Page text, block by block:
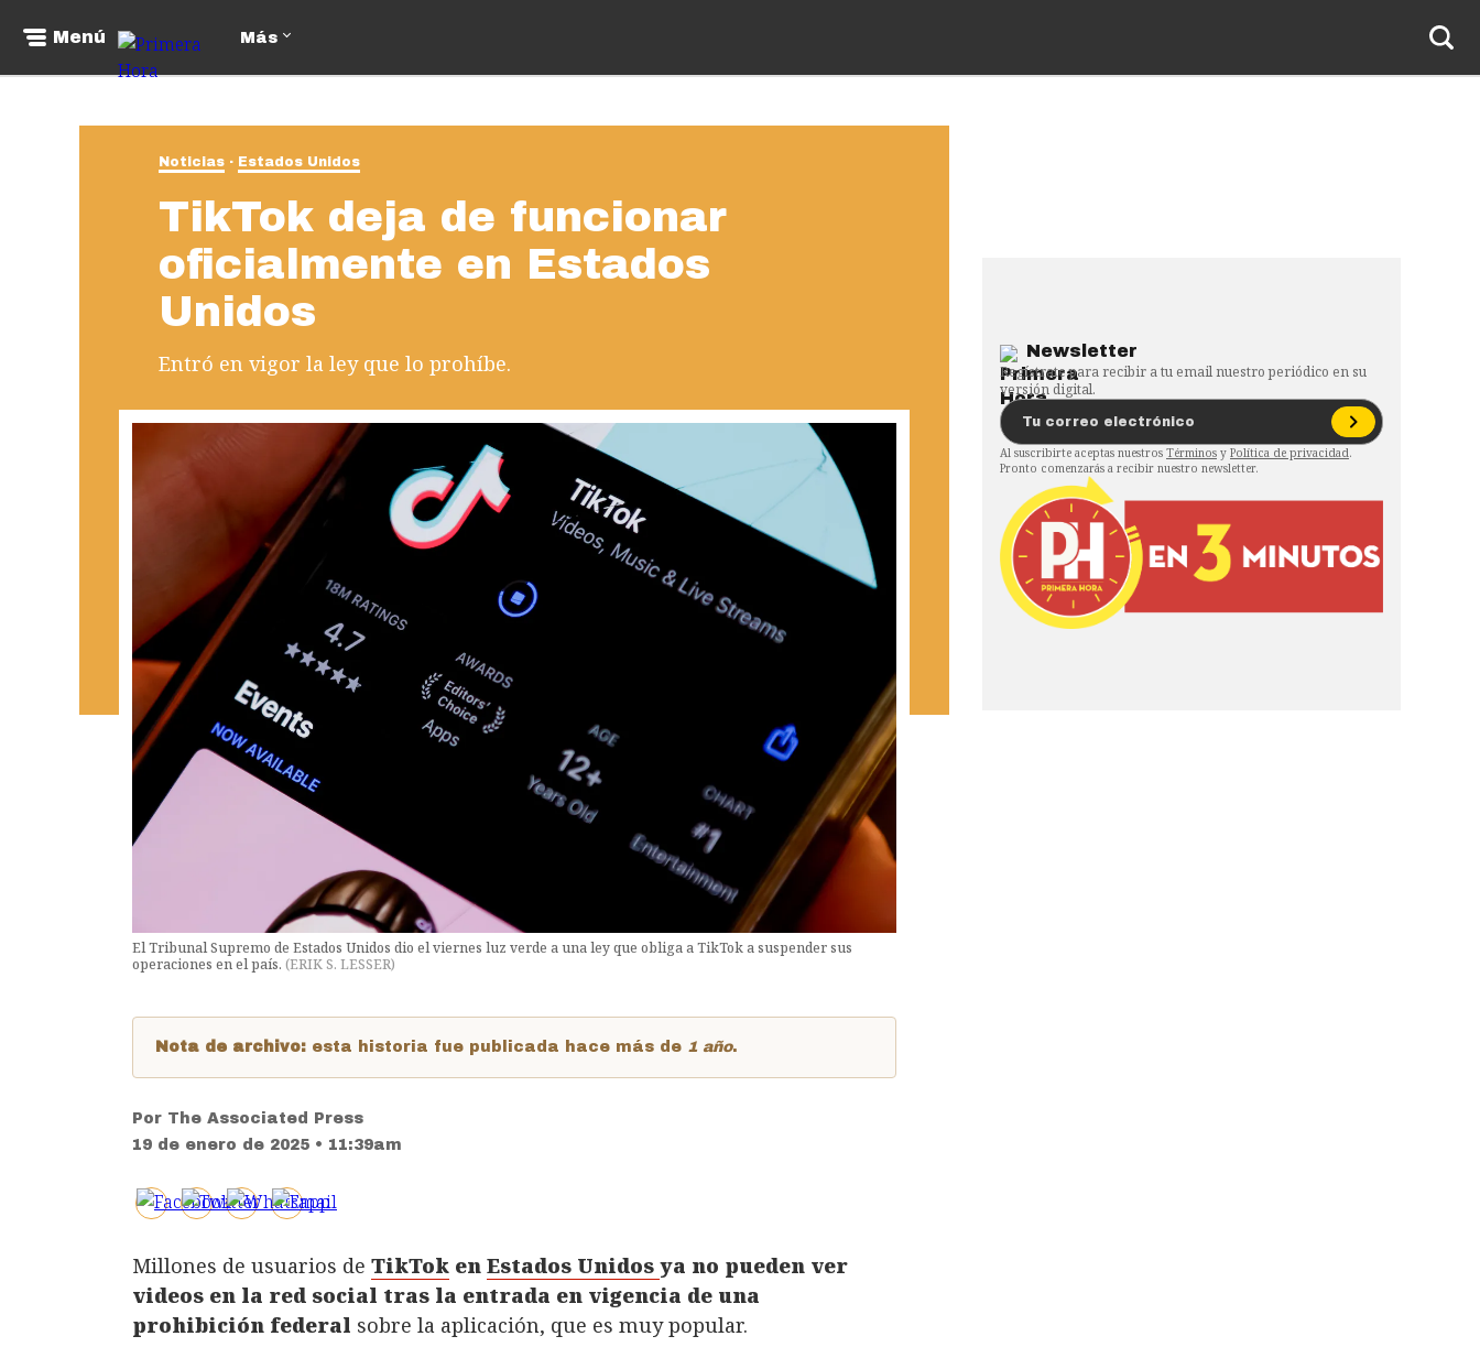
Menú Más
Noticias Estados Unidos
TikTok deja de funcionar
oficialmente en Estados
Unidos
Entró en vigor la ley que lo prohíbe.
El Tribunal Supremo de Estados Unidos dio el viernes luz verde a una ley que obliga a TikTok a suspender sus
operaciones en el país. (ERIK S. LESSER)
Nota de archivo: esta historia fue publicada hace más de 1 año.
Por The Associated Press
19 de enero de 2025 • 11:39am
Millones de usuarios de TikTok en Estados Unidos ya no pueden ver
videos en la red social tras la entrada en vigencia de una
prohibición federal sobre la aplicación, que es muy popular.
Newsletter
Regístrate para recibir a tu email nuestro periódico en su
versión digital.
Al suscribirte aceptas nuestros Términos y Política de privacidad.
Pronto comenzarás a recibir nuestro newsletter.